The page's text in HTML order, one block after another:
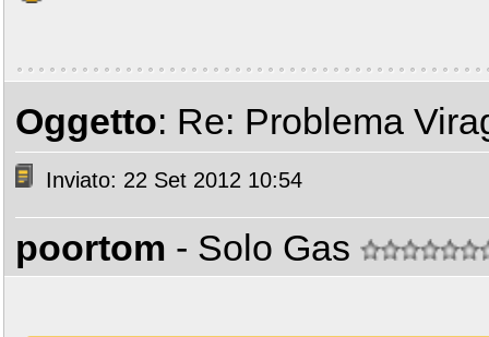
Oggetto: Re: Problema
Inviato: 22 Set 2012 10:54
poortom - Solo Gas